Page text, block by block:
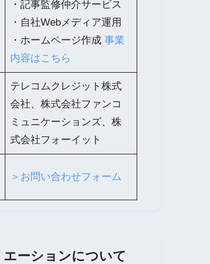
・記事監修仲介サービス
・自社Webメディア運用
・ホームページ作成事業
内容はこちら
テレコムクレジット株式
会社、株式会社ファンコ
ミュニケーションズ、株
式会社フォーイット
＞お問い合わせフォーム
エーションについて